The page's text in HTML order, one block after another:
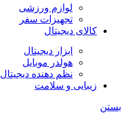
لوازم ورزشی
تجهیزات سفر
کالای دیجیتال
ابزار دیجیتال
هولدر موبایل
نظم دهنده دیجیتال
زیبایی و سلامت
بستن